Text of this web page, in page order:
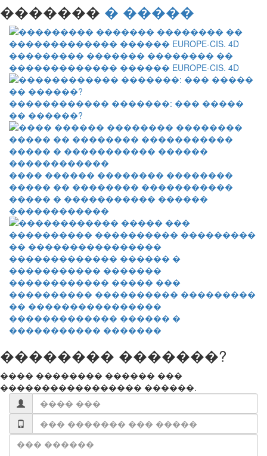
������� � �����
��������� ������� �������� ��
������������� ������ EUROPE-CIS. 4D
������������ �������: ��� �����
�� ������?
���� ������ �������� ��������
����� �� �������� �����������
����� � ����������� ������
������������
������������ ����� ���
���������� ���������� ���������
�� ����������������
������������� ������ �
����������� �������
�������� �������?
���� �������� ������ ���
����������������� ������.